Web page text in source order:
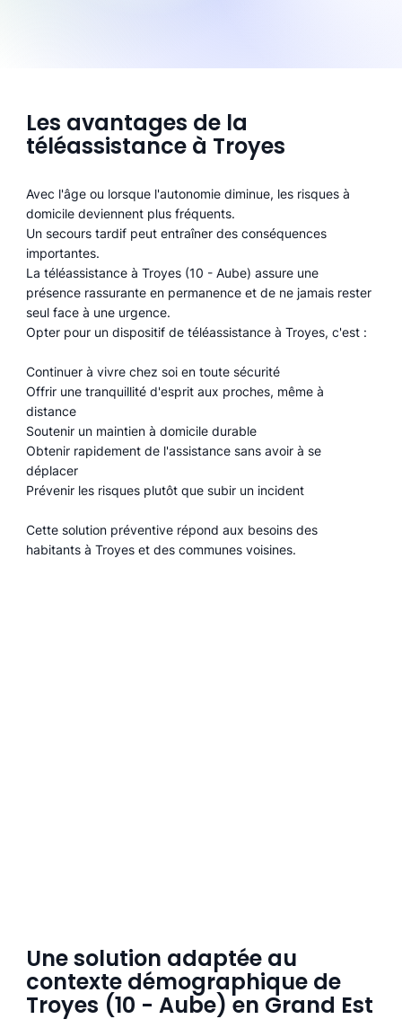
Les avantages de la
téléassistance à Troyes
Avec l'âge ou lorsque l'autonomie diminue, les risques à
domicile deviennent plus fréquents.
Un secours tardif peut entraîner des conséquences
importantes.
La téléassistance à Troyes (10 - Aube) assure une
présence rassurante en permanence et de ne jamais rester
seul face à une urgence.
Opter pour un dispositif de téléassistance à Troyes, c'est :
Continuer à vivre chez soi en toute sécurité
Offrir une tranquillité d'esprit aux proches, même à
distance
Soutenir un maintien à domicile durable
Obtenir rapidement de l'assistance sans avoir à se
déplacer
Prévenir les risques plutôt que subir un incident
Cette solution préventive répond aux besoins des
habitants à Troyes et des communes voisines.
Une solution adaptée au
contexte démographique de
Troyes (10 - Aube) en Grand Est